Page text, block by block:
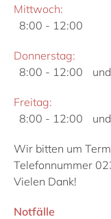
Mittwoch:
8:00 - 12:00
Donnerstag:
8:00 - 12:00
und
Freitag:
8:00 - 12:00
und
Wir bitten um
Telefonnummer
Vielen Dank!
Notfälle